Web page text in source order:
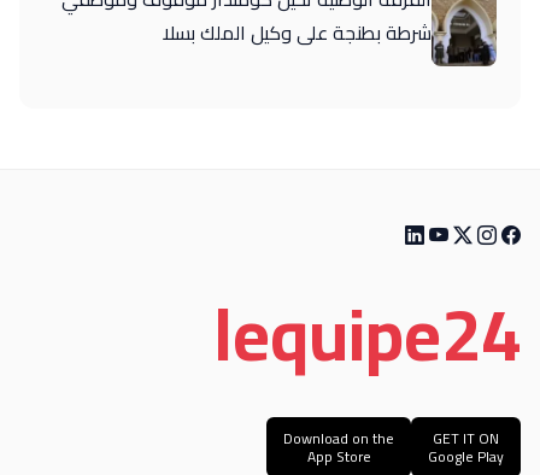
شرطة بطنجة على وكيل الملك بسلا
lequipe24
GET IT ON
Google Play
Download on the
App Store